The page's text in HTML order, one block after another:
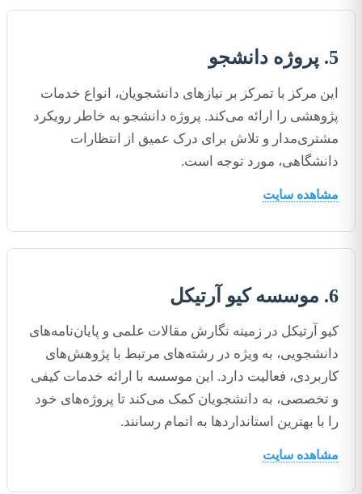
5. پروژه دانشجو
این مرکز با تمرکز بر نیازهای دانشجویان، انواع خدمات
پژوهشی را ارائه می‌کند. پروژه دانشجو به خاطر رویکرد
مشتری‌مدار و تلاش برای درک عمیق از انتظارات
دانشگاهی، مورد توجه است.
مشاهده سایت
6. موسسه کیو آرتیکل
کیو آرتیکل در زمینه نگارش مقالات علمی و پایان‌نامه‌های
دانشجویی، به ویژه در رشته‌های مرتبط با پژوهش‌های
کاربردی، فعالیت دارد. این موسسه با ارائه خدمات کیفی
و تخصصی، به دانشجویان کمک می‌کند تا پروژه‌های خود
را با بهترین استانداردها به اتمام رسانند.
مشاهده سایت